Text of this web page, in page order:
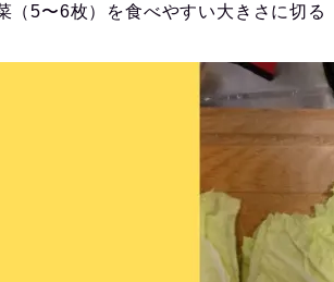
（5〜6枚）を食べやすい大きさに切る